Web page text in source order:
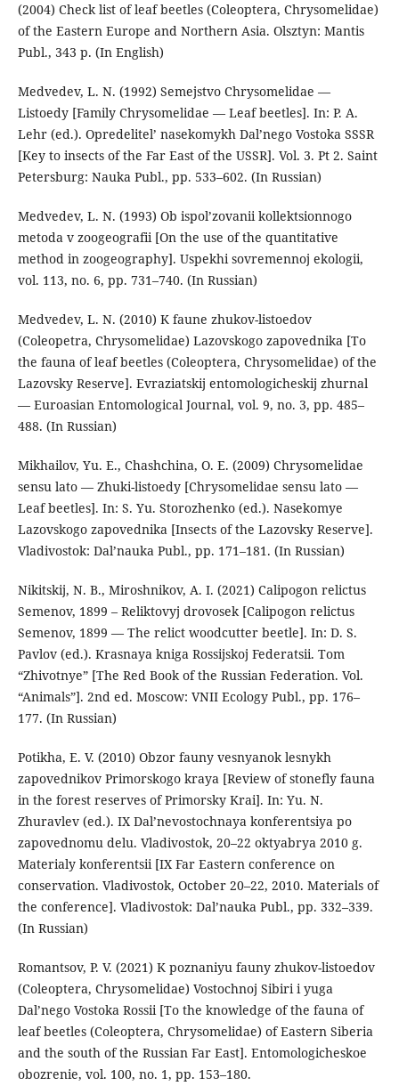
(2004) Check list of leaf beetles (Coleoptera, Chrysomelidae)
of the Eastern Europe and Northern Asia. Olsztyn: Mantis
Publ., 343 p. (In English)
Medvedev, L. N. (1992) Semejstvo Chrysomelidae —
Listoedy [Family Chrysomelidae — Leaf beetles]. In: P. A.
Lehr (ed.). Opredelitel’ nasekomykh Dal’nego Vostoka SSSR
[Key to insects of the Far East of the USSR]. Vol. 3. Pt 2. Saint
Petersburg: Nauka Publ., pp. 533–602. (In Russian)
Medvedev, L. N. (1993) Ob ispol’zovanii kollektsionnogo
metoda v zoogeografii [On the use of the quantitative
method in zoogeography]. Uspekhi sovremennoj ekologii,
vol. 113, no. 6, pp. 731–740. (In Russian)
Medvedev, L. N. (2010) K faune zhukov-listoedov
(Coleopetra, Chrysomelidae) Lazovskogo zapovednika [To
the fauna of leaf beetles (Coleoptera, Chrysomelidae) of the
Lazovsky Reserve]. Evraziatskij entomologicheskij zhurnal
— Euroasian Entomological Journal, vol. 9, no. 3, pp. 485–
488. (In Russian)
Mikhailov, Yu. E., Chashchina, O. E. (2009) Chrysomelidae
sensu lato — Zhuki-listoedy [Chrysomelidae sensu lato —
Leaf beetles]. In: S. Yu. Storozhenko (ed.). Nasekomye
Lazovskogo zapovednika [Insects of the Lazovsky Reserve].
Vladivostok: Dal’nauka Publ., pp. 171–181. (In Russian)
Nikitskij, N. B., Miroshnikov, A. I. (2021) Calipogon relictus
Semenov, 1899 – Reliktovyj drovosek [Calipogon relictus
Semenov, 1899 — The relict woodcutter beetle]. In: D. S.
Pavlov (ed.). Krasnaya kniga Rossijskoj Federatsii. Tom
“Zhivotnye” [The Red Book of the Russian Federation. Vol.
“Animals”]. 2nd ed. Moscow: VNII Ecology Publ., pp. 176–
177. (In Russian)
Potikha, E. V. (2010) Obzor fauny vesnyanok lesnykh
zapovednikov Primorskogo kraya [Review of stonefly fauna
in the forest reserves of Primorsky Krai]. In: Yu. N.
Zhuravlev (ed.). IX Dal’nevostochnaya konferentsiya po
zapovednomu delu. Vladivostok, 20–22 oktyabrya 2010 g.
Materialy konferentsii [IX Far Eastern conference on
conservation. Vladivostok, October 20–22, 2010. Materials of
the conference]. Vladivostok: Dal’nauka Publ., pp. 332–339.
(In Russian)
Romantsov, P. V. (2021) K poznaniyu fauny zhukov-listoedov
(Coleoptera, Chrysomelidae) Vostochnoj Sibiri i yuga
Dal’nego Vostoka Rossii [To the knowledge of the fauna of
leaf beetles (Coleoptera, Chrysomelidae) of Eastern Siberia
and the south of the Russian Far East]. Entomologicheskoe
obozrenie, vol. 100, no. 1, pp. 153–180.